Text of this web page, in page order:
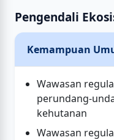
Pengendali
Kemampuan
Wawasan
perundang-
kehutanan
Wawasan